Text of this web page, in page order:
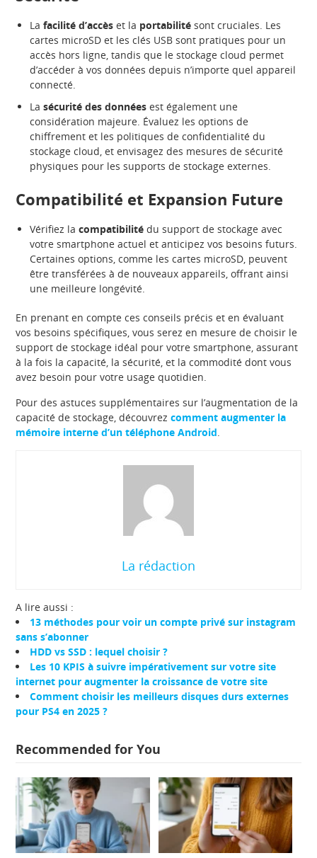
Lafacilité d’accès et la portabilité sont cruciales. Les
cartes microSD et les clés USB sont pratiques pour un
accès hors ligne, tandis que le stockage cloud permet
d’accéder à vos données depuis n’importe quel appareil
connecté.
Lasécurité des données est également une
considération majeure. Évaluez les options de
chiffrement et les politiques de confidentialité du
stockage cloud, et envisagez des mesures de sécurité
physiques pour les supports de stockage externes.
Compatibilité et Expansion Future
Vérifiez lacompatibilité du support de stockage avec
votre smartphone actuel et anticipez vos besoins futurs.
Certaines options, comme les cartes microSD, peuvent
être transférées à de nouveaux appareils, offrant ainsi
une meilleure longévité.
En prenant en compte ces conseils précis et en évaluant
vos besoins spécifiques, vous serez en mesure de choisir le
support de stockage idéal pour votre smartphone, assurant
à la fois la capacité, la sécurité, et la commodité dont vous
avez besoin pour votre usage quotidien.
Pour des astuces supplémentaires sur l’augmentation de la
capacité de stockage, découvrezcomment augmenter la
mémoire interne d’un téléphone Android
La rédaction
A lire aussi :
13 méthodes pour voir un compte privé sur instagram
sans s’abonner
HDD vs SSD : lequel choisir ?
Les 10 KPIS à suivre impérativement sur votre site
internet pour augmenter la croissance de votre site
Comment choisir les meilleurs disques durs externes
pour PS4 en 2025 ?
Recommended for You